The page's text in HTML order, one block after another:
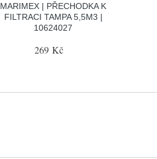
MARIMEX | PŘECHODKA K
FILTRACI TAMPA 5,5M3 |
10624027
269 Kč